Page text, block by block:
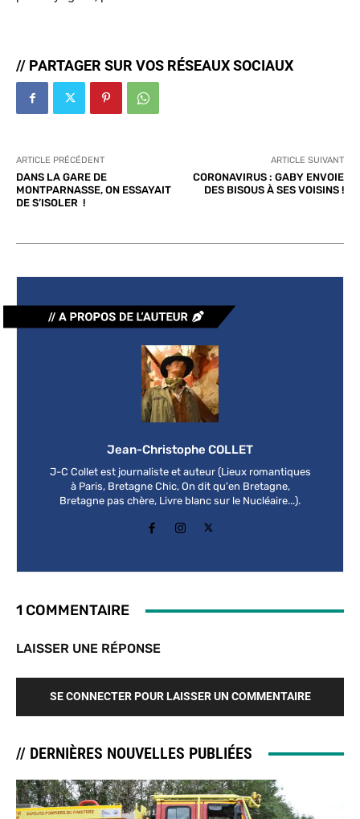
// PARTAGER SUR VOS RÉSEAUX SOCIAUX
ARTICLE PRÉCÉDENT
DANS LA GARE DE
MONTPARNASSE, ON ESSAYAIT
DE S’ISOLER !
ARTICLE SUIVANT
CORONAVIRUS : GABY ENVOIE
DES BISOUS À SES VOISINS !
Jean-Christophe COLLET
J-C Collet est journaliste et auteur (Lieux romantiques
à Paris, Bretagne Chic, On dit qu'en Bretagne,
Bretagne pas chère, Livre blanc sur le Nucléaire...).
1 COMMENTAIRE
LAISSER UNE RÉPONSE
SE CONNECTER POUR LAISSER UN COMMENTAIRE
// DERNIÈRES NOUVELLES PUBLIÉES